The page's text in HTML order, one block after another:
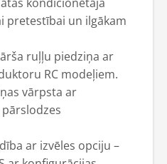
pretestībai un ilgākam
ruļļu piedziņa ar
RC modeļiem.
vārpsta ar
ar izvēles opciju –